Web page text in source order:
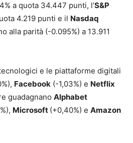
a quota 34.447 punti, l’S&P
4.219 punti e il Nasdaq
alla parità (-0.095%) a 13.911
e le piattaforme digitali
Facebook (-1,03%) e Netflix
guadagnano Alphabet
Microsoft (+0,40%) e Amazon